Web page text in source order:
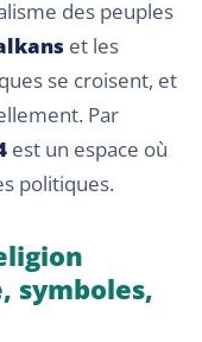
des peuples
et les
se croisent, et
Par
est un espace où
politiques.
symboles,